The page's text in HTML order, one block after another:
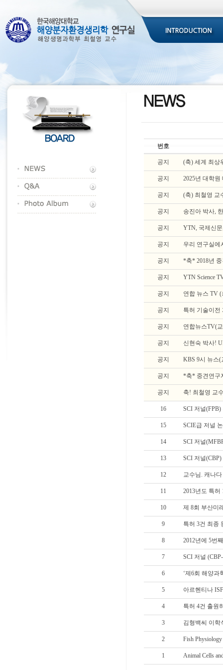
번호
공지 (축) 세계 최상
공지 2025년 대학
공지 (축) 최철영 교
공지 송진아 박사,
공지 YTN, 국제신
공지 우리 연구실에
공지 *축* 2018년
공지 YTN Science
공지 연합 뉴스 TV
공지 특허 기술이전
공지 연합뉴스TV(
공지 신현숙 박사!
공지 KBS 9시 뉴스
공지 *축* 중견연구
공지 축! 최철영 교
16 SCI 저널
15 SCIE급 저널
14 SCI 저널
13 SCI 저널
12 교수님. 캐나
11 2013년도 특허
10 제 8회 부산미
9 특허 3건 최종
8 2012년에 5번
7 SCI 저널
6 ‘제6회 해양과
5 아르헨티나
4 특허 4건 출원
3 김형백씨 이학
2 Fish
1 Animal Cells